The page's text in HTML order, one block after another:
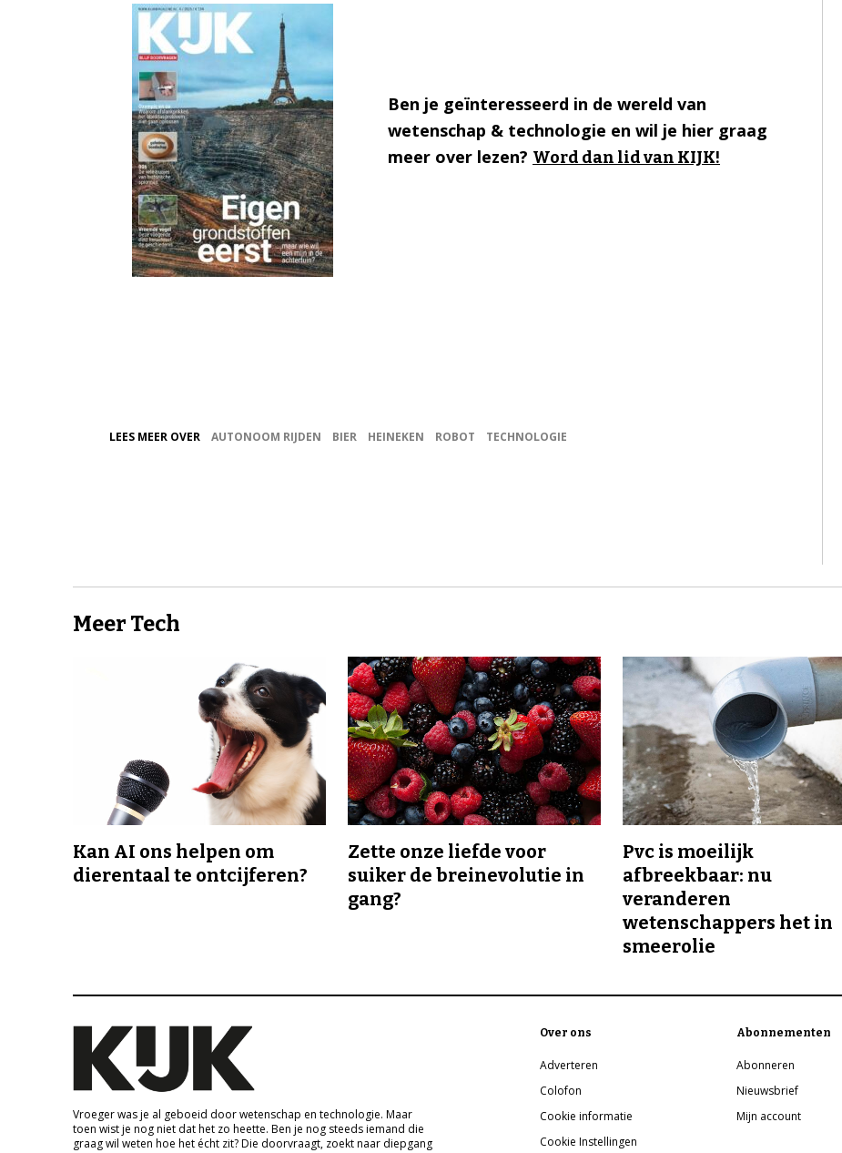
Ben je geïnteresseerd in de wereld van
wetenschap & technologie en wil je hier graag
meer over lezen? Word dan lid van KIJK!
LEES MEER OVER AUTONOOM RIJDEN BIER HEINEKEN ROBOT TECHNOLOGIE
Meer Tech
Kan AI ons helpen om
dierentaal te ontcijferen?
Zette onze liefde voor
suiker de breinevolutie in
gang?
Pvc is moeilijk
afbreekbaar: nu
veranderen
wetenschappers het in
smeerolie
Vroeger was je al geboeid door wetenschap en technologie. Maar
toen wist je nog niet dat het zo heette. Ben je nog steeds iemand die
graag wil weten hoe het écht zit? Die doorvraagt, zoekt naar diepgang
Over ons
Adverteren
Colofon
Cookie informatie
Cookie Instellingen
Abonnementen
Abonneren
Nieuwsbrief
Mijn account